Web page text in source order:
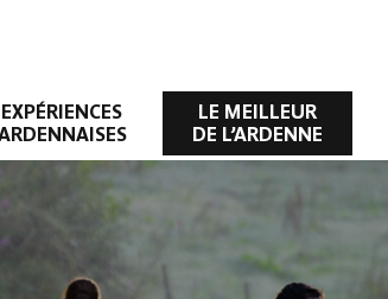
EXPÉRIENCES
LE MEILLEUR
DE L’ARDENNE